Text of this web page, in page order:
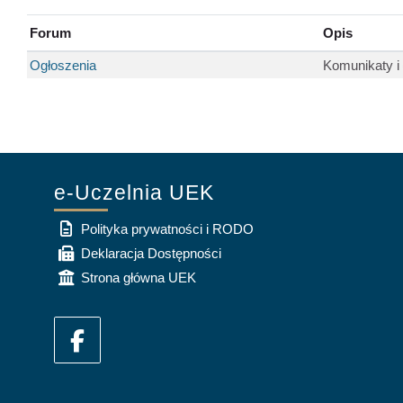
Forum Opis
Ogłoszenia Komunikaty i
e-Uczelnia UEK
Polityka prywatności i RODO
Deklaracja Dostępności
Strona główna UEK